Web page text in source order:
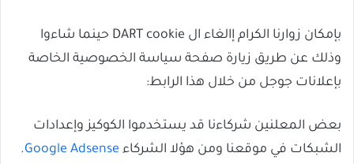
بإمكان زوارنا الكرام إالغاء ال DART cookie حينما شاءوا
وذلك عن طريق زيارة صفحة سياسة الخصوصية الخاصة
بإعلانات جوجل من خلال هذا الرابط:
بعض المعلنين شركاءنا قد يستخدموا الكوكيز وإعدادات
الشبكات في موقعنا ومن هؤلا الشركاء Google Adsense
.